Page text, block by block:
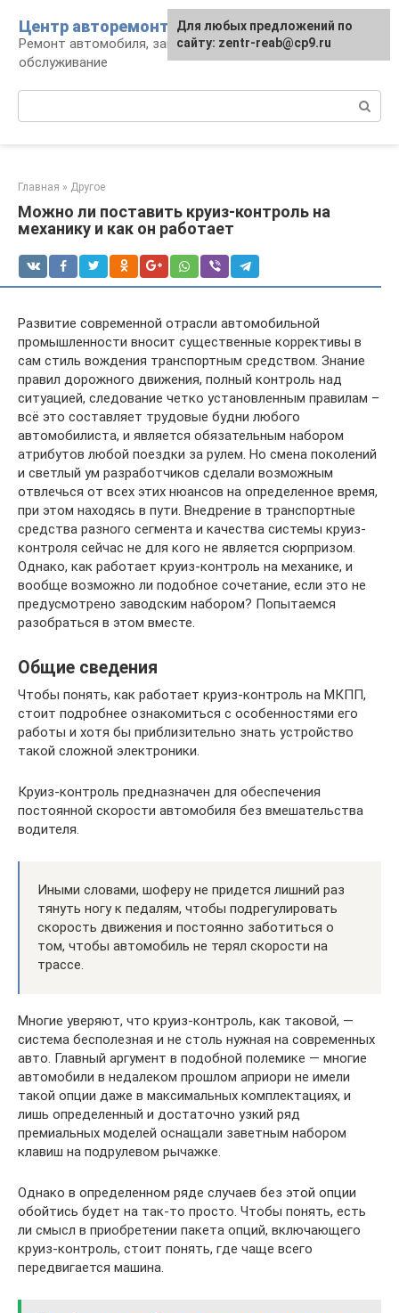
контенту
Центр авторемонта
Ремонт автомобиля, запчасти и
обслуживание
Главная » Другое
Можно ли поставить круиз-контроль на
механику и как он работает
Развитие современной отрасли автомобильной
промышленности вносит существенные коррективы в
сам стиль вождения транспортным средством. Знание
правил дорожного движения, полный контроль над
ситуацией, следование четко установленным правилам –
всё это составляет трудовые будни любого
автомобилиста, и является обязательным набором
атрибутов любой поездки за рулем. Но смена поколений
и светлый ум разработчиков сделали возможным
отвлечься от всех этих нюансов на определенное время,
при этом находясь в пути. Внедрение в транспортные
средства разного сегмента и качества системы круиз-
контроля сейчас не для кого не является сюрпризом.
Однако, как работает круиз-контроль на механике, и
вообще возможно ли подобное сочетание, если это не
предусмотрено заводским набором? Попытаемся
разобраться в этом вместе.
Общие сведения
Чтобы понять, как работает круиз-контроль на МКПП,
стоит подробнее ознакомиться с особенностями его
работы и хотя бы приблизительно знать устройство
такой сложной электроники.
Круиз-контроль предназначен для обеспечения
постоянной скорости автомобиля без вмешательства
водителя.
Иными словами, шоферу не придется лишний раз
тянуть ногу к педалям, чтобы подрегулировать
скорость движения и постоянно заботиться о
том, чтобы автомобиль не терял скорости на
трассе.
Многие уверяют, что круиз-контроль, как таковой, —
система бесполезная и не столь нужная на современных
авто. Главный аргумент в подобной полемике — многие
автомобили в недалеком прошлом априори не имели
такой опции даже в максимальных комплектациях, и
лишь определенный и достаточно узкий ряд
премиальных моделей оснащали заветным набором
клавиш на подрулевом рычажке.
Однако в определенном ряде случаев без этой опции
обойтись будет на так-то просто. Чтобы понять, есть
ли смысл в приобретении пакета опций, включающего
круиз-контроль, стоит понять, где чаще всего
передвигается машина.
Для любых предложений по
сайту: zentr-reab@cp9.ru